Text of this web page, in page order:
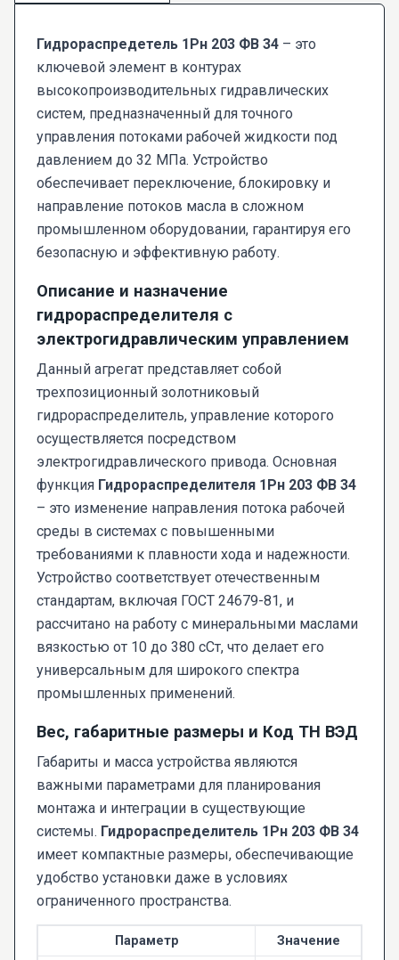
Гидрораспредетель 1Рн 203 ФВ 34 – это
ключевой элемент в контурах
высокопроизводительных гидравлических
систем, предназначенный для точного
управления потоками рабочей жидкости под
давлением до 32 МПа. Устройство
обеспечивает переключение, блокировку и
направление потоков масла в сложном
промышленном оборудовании, гарантируя его
безопасную и эффективную работу.
Описание и назначение
гидрораспределителя с
электрогидравлическим управлением
Данный агрегат представляет собой
трехпозиционный золотниковый
гидрораспределитель, управление которого
осуществляется посредством
электрогидравлического привода. Основная
функция Гидрораспределителя 1Рн 203 ФВ 34
– это изменение направления потока рабочей
среды в системах с повышенными
требованиями к плавности хода и надежности.
Устройство соответствует отечественным
стандартам, включая ГОСТ 24679-81, и
рассчитано на работу с минеральными маслами
вязкостью от 10 до 380 сСт, что делает его
универсальным для широкого спектра
промышленных применений.
Вес, габаритные размеры и Код ТН ВЭД
Габариты и масса устройства являются
важными параметрами для планирования
монтажа и интеграции в существующие
системы. Гидрораспределитель 1Рн 203 ФВ 34
имеет компактные размеры, обеспечивающие
удобство установки даже в условиях
ограниченного пространства.
Параметр Значение